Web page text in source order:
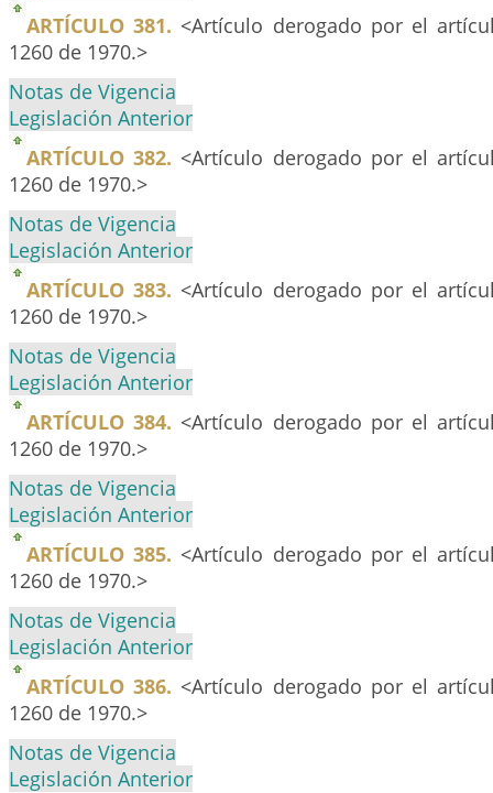
ARTÍCULO 381. <Artículo derogado por el
1260 de 1970.>
Notas de Vigencia
Legislación Anterior
ARTÍCULO 382. <Artículo derogado por el
1260 de 1970.>
Notas de Vigencia
Legislación Anterior
ARTÍCULO 383. <Artículo derogado por el
1260 de 1970.>
Notas de Vigencia
Legislación Anterior
ARTÍCULO 384. <Artículo derogado por el
1260 de 1970.>
Notas de Vigencia
Legislación Anterior
ARTÍCULO 385. <Artículo derogado por el
1260 de 1970.>
Notas de Vigencia
Legislación Anterior
ARTÍCULO 386. <Artículo derogado por el
1260 de 1970.>
Notas de Vigencia
Legislación Anterior